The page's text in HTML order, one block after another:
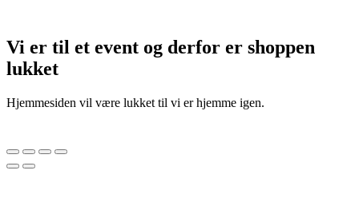
Vi er til et event og derfor er shoppen
lukket
Hjemmesiden vil være lukket til vi er hjemme igen.